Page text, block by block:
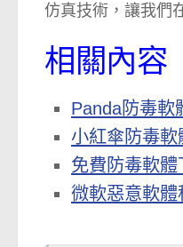
仿真技術，讓我們
相關內容
Panda防毒軟
小紅傘防毒
免費防毒軟
微軟惡意軟